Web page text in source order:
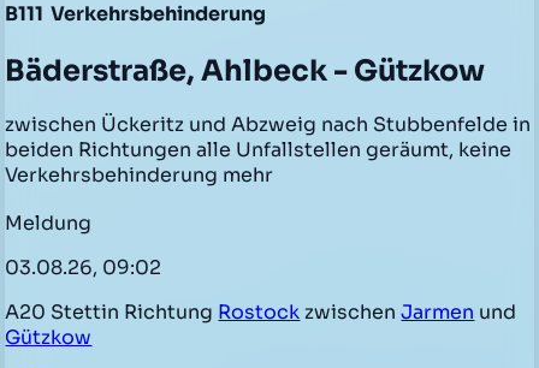
B111 Verkehrsbehinderung
Bäderstraße, Ahlbeck - Gützkow
zwischen Ückeritz und Abzweig nach Stubbenfelde in
beiden Richtungen alle Unfallstellen geräumt, keine
Verkehrsbehinderung mehr
Meldung
03.08.26, 09:02
A20 Stettin Richtung Rostock zwischenJarmen und
Gützkow